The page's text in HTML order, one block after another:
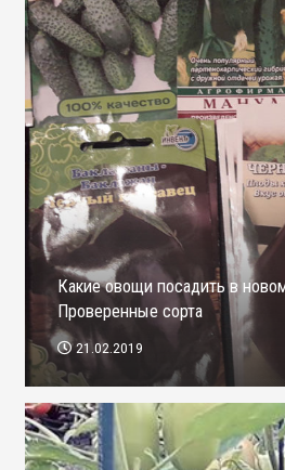
Какие овощи посадить в
Проверенные сорта
21.02.2019